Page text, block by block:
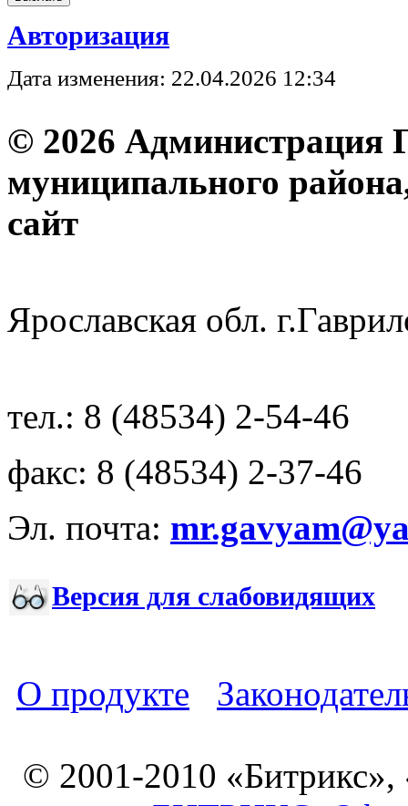
Авторизация
Дата изменения: 22.04.2026 12:34
© 2026 Администрация
муниципального
Ярославская обл.
тел.: 8 (48534) 2-54-46
факс: 8 (48534) 2-37-46
Эл. почта:
Версия для слабовидящих
О продукте
© 2001-2010 «Битрикс»,